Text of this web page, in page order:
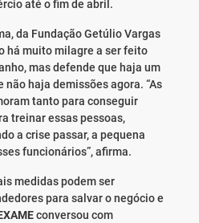
até o fim de abril.
da Fundação Getúlio Vargas
há muito milagre a ser feito
mas defende que haja um
haja demissões agora. “As
tanto para conseguir
treinar essas pessoas,
a crise passar, a pequena
funcionários”, afirma.
medidas podem ser
para salvar o negócio e
conversou com